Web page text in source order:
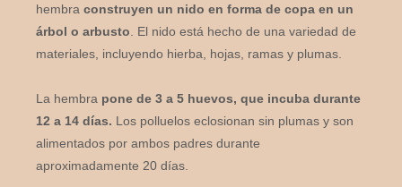
hembra construyen un nido en forma de copa en un
árbol o arbusto . El nido está hecho de una variedad de
materiales, incluyendo hierba, hojas, ramas y plumas.
La hembra pone de 3 a 5 huevos, que incuba durante
12 a 14 días. Los polluelos eclosionan sin plumas y son
alimentados por ambos padres durante
aproximadamente 20 días.